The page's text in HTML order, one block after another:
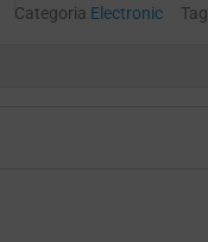
Categoria Electronic Tag